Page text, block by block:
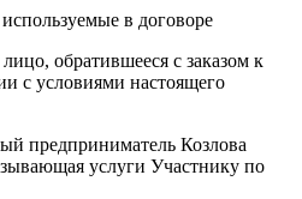
в договоре
обратившееся с заказом к
с условиями настоящего
предприниматель Козлова
услуги Участнику по